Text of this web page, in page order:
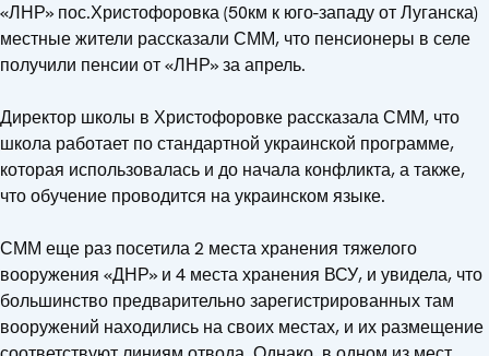
«ЛНР» пос.Христофоровка (50км к юго-западу от Луганска)
местные жители рассказали СММ, что пенсионеры в селе
получили пенсии от «ЛНР» за апрель.
Директор школы в Христофоровке рассказала СММ, что
школа работает по стандартной украинской программе,
которая использовалась и до начала конфликта, а также,
что обучение проводится на украинском языке.
СММ еще раз посетила 2 места хранения тяжелого
вооружения «ДНР» и 4 места хранения ВСУ, и увидела, что
большинство предварительно зарегистрированных там
вооружений находились на своих местах, и их размещение